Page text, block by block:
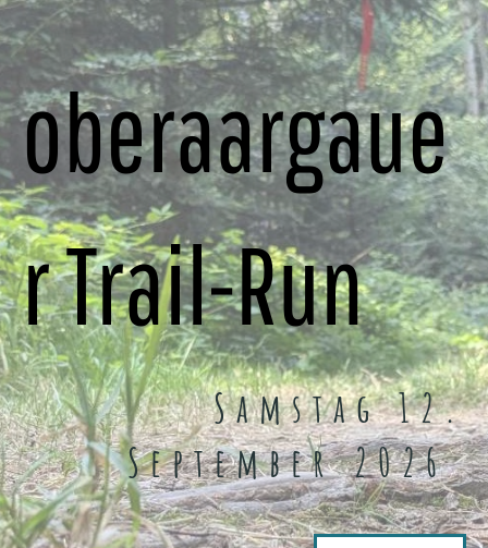
oberaargaue
r Trail-Run
Samstag 12.
September 2026